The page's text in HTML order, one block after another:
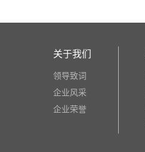
关于我们
领导致词
企业风采
企业荣誉